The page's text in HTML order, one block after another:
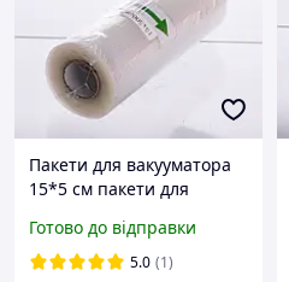
Пакети для вакууматора
15*5 см пакети для
рулоні
Готово до відправки
5.0 (1)